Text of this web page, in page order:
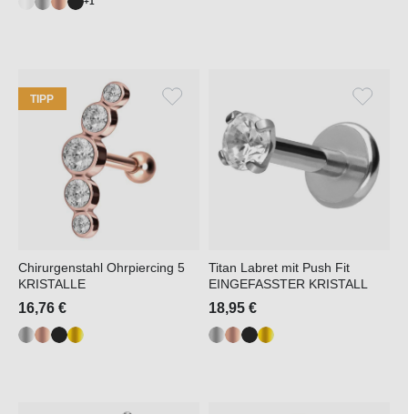
TIPP
Chirurgenstahl Ohrpiercing 5
KRISTALLE
16,76 €
Titan Labret mit Push Fit
EINGEFASSTER KRISTALL
18,95 €